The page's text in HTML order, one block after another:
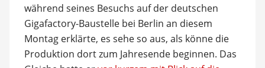
während seines Besuchs auf der deutschen
Gigafactory-Baustelle bei Berlin an diesem
Montag erklärte, es sehe so aus, als könne die
Produktion dort zum Jahresende beginnen. Das